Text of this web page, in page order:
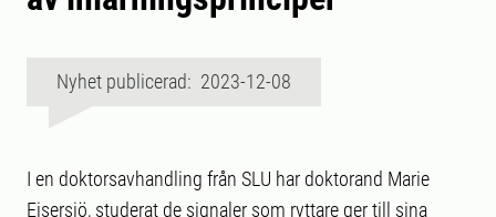
Nyhet publicerad: 2023-12-08
I en doktorsavhandling från SLU har doktorand Marie
Eisersiö, studerat de signaler som ryttare ger till sina